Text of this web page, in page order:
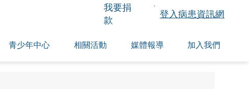
青少年中心 相關活動 媒體報導 加入我們
​我要捐
款
登入病患資訊網